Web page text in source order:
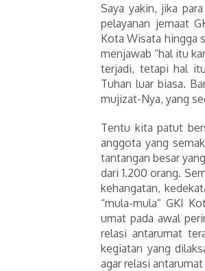
Saya yakin, jika
pelayanan jemaat
Kota Wisata hingga
menjawab “hal itu
terjadi, tetapi hal
Tuhan luar biasa.
mujizat-Nya, yang
Tentu kita patut
anggota yang
tantangan besar
dari 1.200 orang.
kehangatan,
“mula-mula” GKI
umat pada awal
relasi antarumat
kegiatan yang
agar relasi